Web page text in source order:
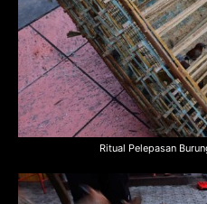
Ritual Pelepasan